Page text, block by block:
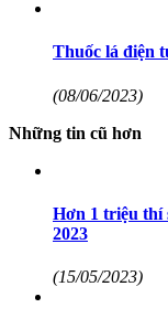
Thuốc lá điện
(08/06/2023)
Những tin cũ hơn
Hơn 1 triệu thí
2023
(15/05/2023)